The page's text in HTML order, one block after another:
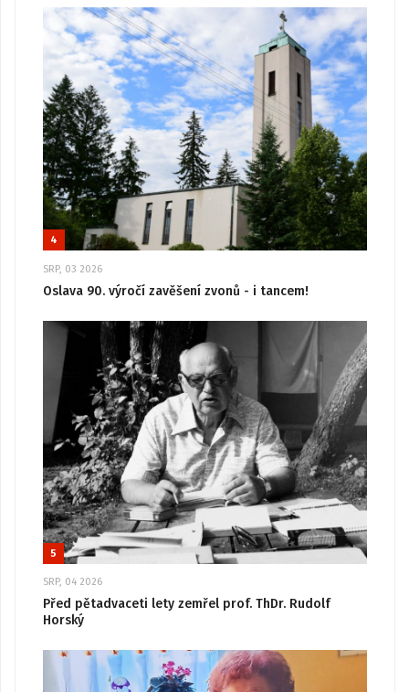
4
SRP, 03 2026
Oslava 90. výročí zavěšení zvonů - i tancem!
5
SRP, 04 2026
Před pětadvaceti lety zemřel prof. ThDr. Rudolf
Horský